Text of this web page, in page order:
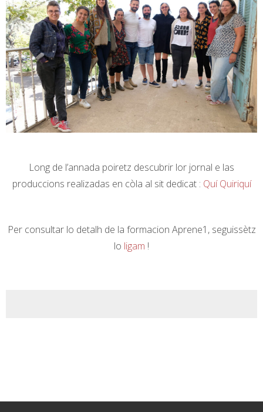
Long de l’annada poiretz descubrir lor jornal e las
produccions realizadas en còla al sit dedicat : Quí Quiriquí
Per consultar lo detalh de la formacion Aprene1, seguissètz
lo ligam !